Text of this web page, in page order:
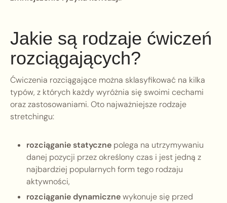
Jakie są rodzaje ćwiczeń
rozciągających?
Ćwiczenia rozciągające można sklasyfikować na kilka
typów, z których każdy wyróżnia się swoimi cechami
oraz zastosowaniami. Oto najważniejsze rodzaje
stretchingu:
rozciąganie statyczne polega na utrzymywaniu
danej pozycji przez określony czas i jest jedną z
najbardziej popularnych form tego rodzaju
aktywności,
rozciąganie dynamicznewykonuje się przed